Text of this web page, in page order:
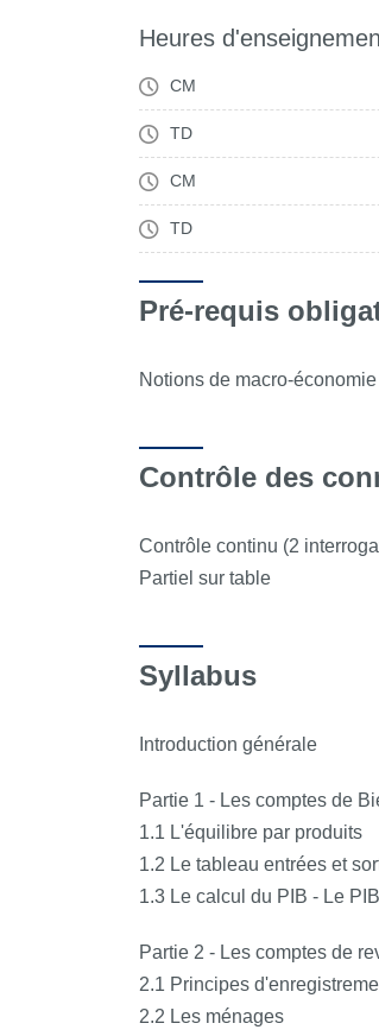
Heures
CM
TD
CM
TD
Pré-requis
Notions de macro-
Contrôle des
Contrôle continu (2
Partiel sur table
Syllabus
Introduction générale
Partie 1 - Les comptes de
1.1 L'équilibre par produits
1.2 Le tableau entrées et
1.3 Le calcul du PIB - Le
Partie 2 - Les comptes de
2.1 Principes
2.2 Les ménages